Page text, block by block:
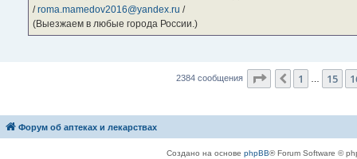
/roma.mamedov2016@yandex.ru /
(Выезжаем в любые города России.)
2384 сообщения Страница 17из
Пред.
1 15
Форум об аптеках и лекарствах
Создано на основе phpBB® Forum Software ©